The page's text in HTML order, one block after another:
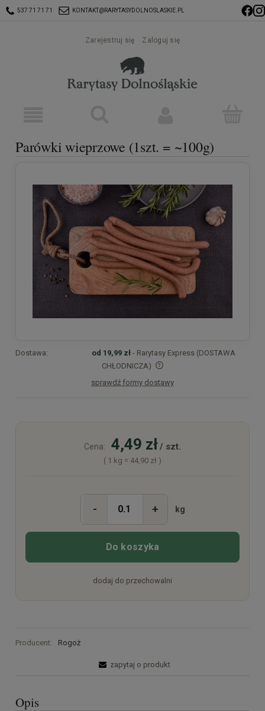
537 71 71 71 KONTAKT@RARYTASYDOLNOSLASKIE.PL
Zarejestruj się Zaloguj się
Parówki wieprzowe (1szt. = ~100g)
Dostawa: od 19,99 zł - Rarytasy Express (DOSTAWA
CHŁODNICZA)
Cena nie zawiera ewentualnych kosztów płatności
sprawdź formy dostawy
Cena: 4,49 zł/ szt.
( 1 kg = 44,90 zł )
- + kg
Do koszyka
dodaj do przechowalni
Producent: Rogoż
zapytaj o produkt
Opis